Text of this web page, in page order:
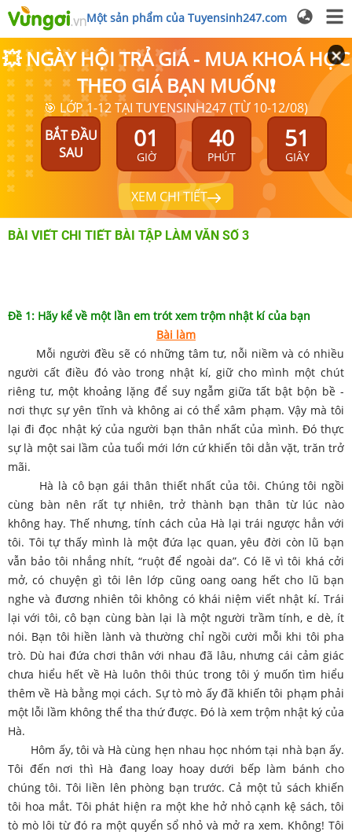
Một sản phẩm của Tuyensinh247.com
💥 NGÀY HỘI TRẢ GIÁ - MUA KHOÁ HỌC
THEO GIÁ BẠN MUỐN❗
🎯 LỚP 1-12 TẠI TUYENSINH247 (TỪ 10-12/08)
BẮT ĐẦU
SAU
01
GIỜ
40
PHÚT
50
GIÂY
XEM CHI TIẾT
BÀI VIẾT CHI TIẾT BÀI TẬP LÀM VĂN SỐ 3
Đề 1: Hãy kể về một lần em trót xem trộm nhật kí của bạn
Bài làm
Mỗi người đều sẽ có những tâm tư, nỗi niềm và có nhiều
người cất điều đó vào trong nhật kí, giữ cho mình một chút
riêng tư, một khoảng lặng để suy ngẫm giữa tất bật bộn bề -
nơi thực sự yên tĩnh và không ai có thể xâm phạm. Vậy mà tôi
lại đi đọc nhật ký của người bạn thân nhất của mình. Đó thực
sự là một sai lầm của tuổi mới lớn cứ khiến tôi dằn vặt, trăn trở
mãi.
Hà là cô bạn gái thân thiết nhất của tôi. Chúng tôi ngồi
cùng bàn nên rất tự nhiên, trở thành bạn thân từ lúc nào
không hay. Thế nhưng, tính cách của Hà lại trái ngược hẳn với
tôi. Tôi tự thấy mình là một đứa lạc quan, yêu đời còn lũ bạn
vẫn bảo tôi nhắng nhít, “ruột để ngoài da”. Có lẽ vì tôi khá cởi
mở, có chuyện gì tôi lên lớp cũng oang oang hết cho lũ bạn
nghe và đương nhiên tôi không có khái niệm viết nhật kí. Trái
lại với tôi, cô bạn cùng bàn lại là một người trầm tính, e dè, ít
nói. Bạn tôi hiền lành và thường chỉ ngồi cười mỗi khi tôi pha
trò. Dù hai đứa chơi thân với nhau đã lâu, nhưng cái cảm giác
chưa hiểu hết về Hà luôn thôi thúc trong tôi ý muốn tìm hiểu
thêm về Hà bằng mọi cách. Sự tò mò ấy đã khiến tôi phạm phải
một lỗi lầm không thể tha thứ được. Đó là xem trộm nhật ký của
Hà.
Hôm ấy, tôi và Hà cùng hẹn nhau học nhóm tại nhà bạn ấy.
Tôi đến nơi thì Hà đang loay hoay dưới bếp làm bánh cho
chúng tôi. Tôi liền lên phòng bạn trước. Cả một tủ sách khiến
tôi hoa mắt. Tôi phát hiện ra một khe hở nhỏ cạnh kệ sách, tôi
tò mò lôi từ đó ra một quyển sổ nhỏ và mở ra xem. Không! Tôi